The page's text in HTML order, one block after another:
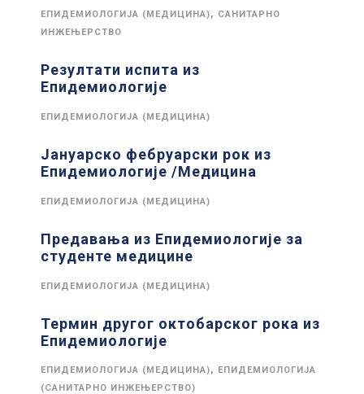
ЕПИДЕМИОЛОГИЈА (МЕДИЦИНА), САНИТАРНО
ИНЖЕЊЕРСТВО
Резултати испита из
Епидемиологије
ЕПИДЕМИОЛОГИЈА (МЕДИЦИНА)
Јануарско фебруарски рок из
Епидемиологије /Медицина
ЕПИДЕМИОЛОГИЈА (МЕДИЦИНА)
Предавања из Епидемиологије за
студенте медицине
ЕПИДЕМИОЛОГИЈА (МЕДИЦИНА)
Термин другог октобарског рока из
Епидемиологије
ЕПИДЕМИОЛОГИЈА (МЕДИЦИНА), ЕПИДЕМИОЛОГИЈА
(САНИТАРНО ИНЖЕЊЕРСТВО)